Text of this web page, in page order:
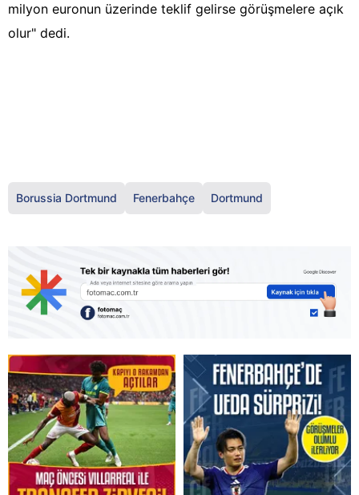
milyon euronun üzerinde teklif gelirse görüşmelere açık
olur" dedi.
Borussia Dortmund Fenerbahçe Dortmund